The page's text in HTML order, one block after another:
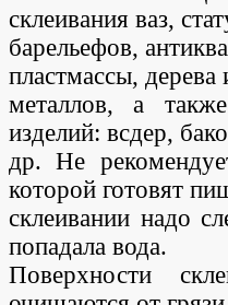
склеивания ваз,
барельефов,
пластмассы, дерева
металлов, а
изделий: всдер,
др. Не
которой готовят
склеивании надо
попадала вода.
Поверхности